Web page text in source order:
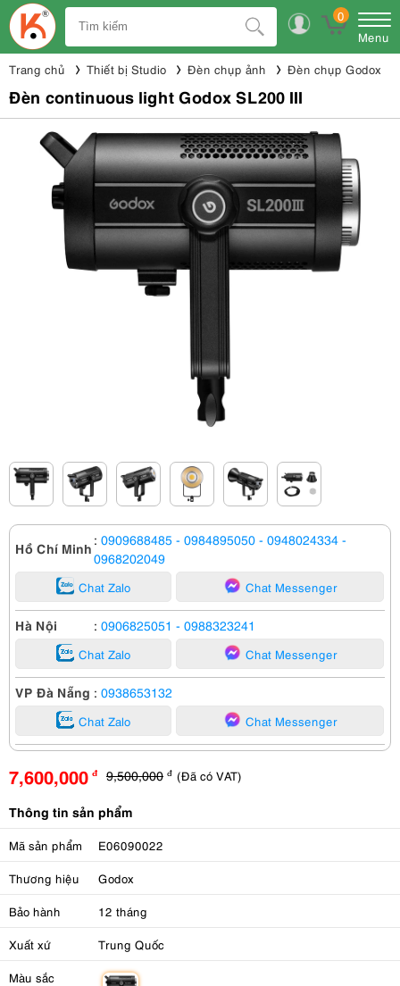
0
Menu
Trang chủ Thiết bị Studio Đèn chụp ảnh Đèn chụp Godox
Đèn continuous light Godox SL200 III
Hồ Chí Minh : 0909688485 - 0984895050 - 0948024334 -
0968202049
Chat Zalo Chat Messenger
Hà Nội : 0906825051 - 0988323241
Chat Zalo Chat Messenger
VP Đà Nẵng : 0938653132
Chat Zalo Chat Messenger
7,600,000 đ 9,500,000 đ (Đã có VAT)
Thông tin sản phẩm
Mã sản phẩm E06090022
Thương hiệu Godox
Bảo hành 12 tháng
Xuất xứ Trung Quốc
Màu sắc